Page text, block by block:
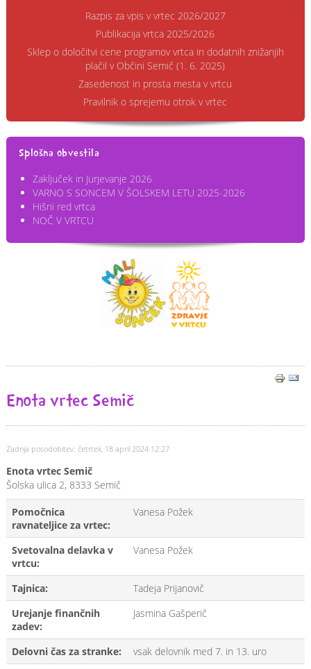
Razpis za vpis v vrtec 2026/2027
Publikacija vrtca 2025/2026
Sklep o določitvi cene programov vrtca in dodatnih znižanjih
plačil v Občini Semič (1. 6. 2025)
Zasedenost in prosta mesta v vrtcu
Pravilnik o sprejemu otrok v vrtec
Splošna obvestila
Zaključek in Jurjevanje 2026
VARNO S SONCEM V ŠOLSKEM LETU 2025-2026
Hišni red vrtca
NOČ V VRTCU
Enota vrtec Semič
Zadnja posodobitev: četrtek, 18 april 2024 12:27
Enota vrtec Semič
Šolska ulica 2, 8333 Semič
Pomočnica
ravnateljice za vrtec:
Vanesa Požek
Svetovalna delavka v
vrtcu:
Vanesa Požek
Tajnica:
Tadeja Prijanovič
Urejanje finančnih
zadev:
Jasmina Gašperič
Delovni čas za stranke:
vsak delovnik med 7. in 13. uro